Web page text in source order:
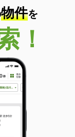
物件を
！